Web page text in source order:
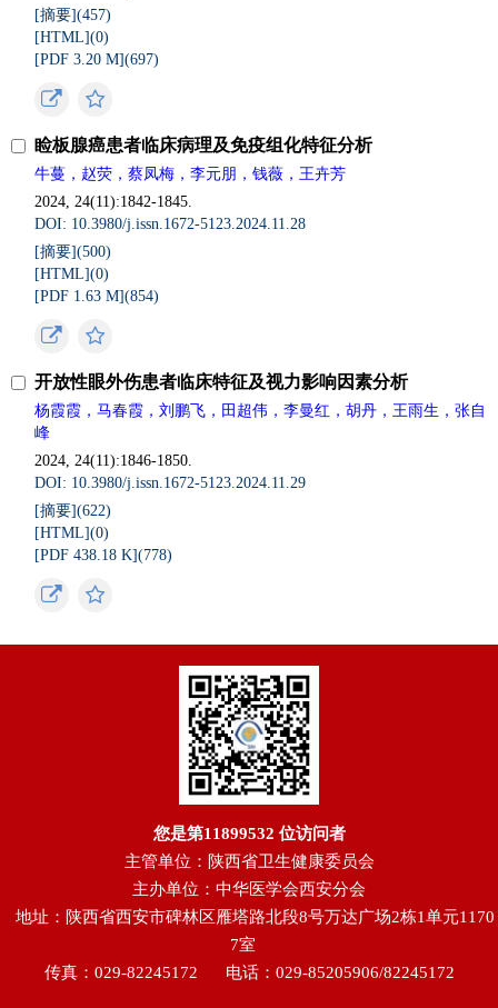
[摘要](457)
[HTML](0)
[PDF 3.20 M](697)
睑板腺癌患者临床病理及免疫组化特征分析
牛蔓，赵荧，蔡凤梅，李元朋，钱薇，王卉芳
2024, 24(11):1842-1845.
DOI: 10.3980/j.issn.1672-5123.2024.11.28
[摘要](500)
[HTML](0)
[PDF 1.63 M](854)
开放性眼外伤患者临床特征及视力影响因素分析
杨霞霞，马春霞，刘鹏飞，田超伟，李曼红，胡丹，王雨生，张自
峰
2024, 24(11):1846-1850.
DOI: 10.3980/j.issn.1672-5123.2024.11.29
[摘要](622)
[HTML](0)
[PDF 438.18 K](778)
您是第11899532 位访问者
主管单位：陕西省卫生健康委员会
主办单位：中华医学会西安分会
地址：陕西省西安市碑林区雁塔路北段8号万达广场2栋1单元1170
7室
传真：029-82245172
电话：029-85205906/82245172